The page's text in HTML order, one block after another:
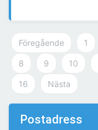
Föregående 1
8 9 10
16 Nästa
Postadress